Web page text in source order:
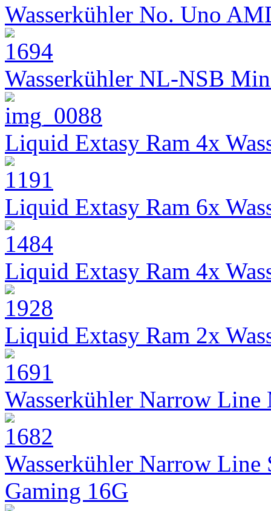
Wasserkühler No. Uno
Wasserkühler NL-NSB
Liquid Extasy Ram 4x
Liquid Extasy Ram 6x
Liquid Extasy Ram 4x
Liquid Extasy Ram 2x
Wasserkühler Narrow
Wasserkühler Narrow
Gaming 16G